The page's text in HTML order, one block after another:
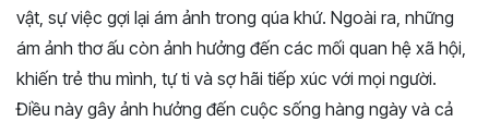
vật, sự việc gợi lại ám ảnh trong qúa khứ. Ngoài ra, những
ám ảnh thơ ấu còn ảnh hưởng đến các mối quan hệ xã hội,
khiến trẻ thu mình, tự ti và sợ hãi tiếp xúc với mọi người.
Điều này gây ảnh hưởng đến cuộc sống hàng ngày và cả